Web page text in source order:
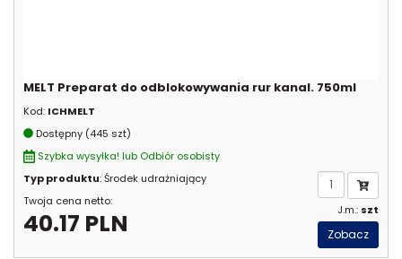
MELT Preparat do odblokowywania rur kanal. 750ml
Kod: ICHMELT
Dostępny (445 szt)
Szybka wysyłka! lub Odbiór osobisty
Typ produktu: Środek udrażniający
Twoja cena netto:
40.17 PLN J.m.: szt
Zobacz